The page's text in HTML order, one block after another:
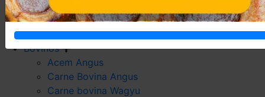
Carne De Frango
Carne De Galeto
Codorna
Bovinos
Acem Angus
Carne Bovina Angus
Carne bovina Wagyu